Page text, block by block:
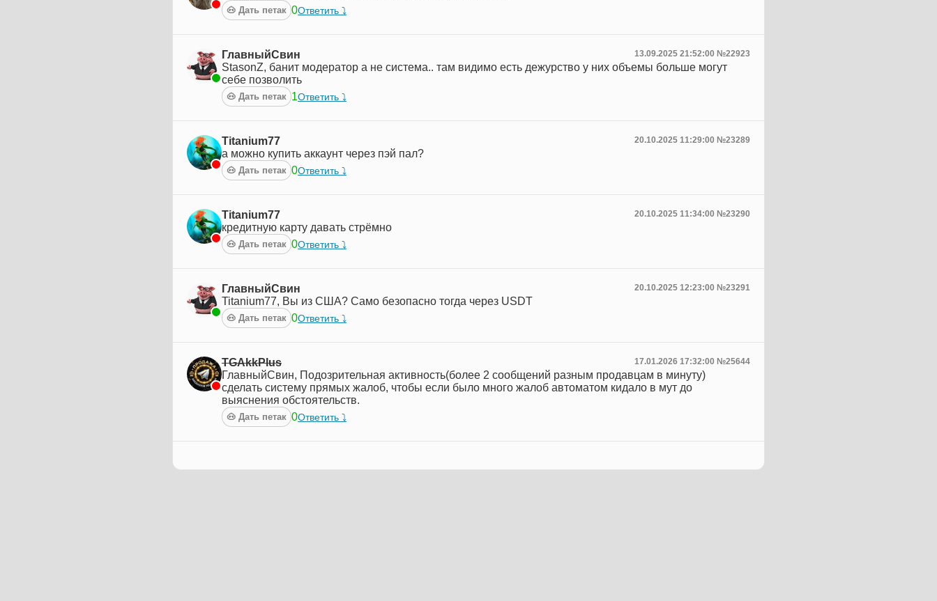
🐽 Дать петак 0Ответить ⤵︎
ГлавныйСвин 13.09.2025 21:52:00 №22923
StasonZ, банит модератор а не система.. там видимо есть дежурство у них объемы больше могут
себе позволить
🐽 Дать петак 1Ответить ⤵︎
Titanium77 20.10.2025 11:29:00 №23289
а можно купить аккаунт через пэй пал?
🐽 Дать петак 0Ответить ⤵︎
Titanium77 20.10.2025 11:34:00 №23290
кредитную карту давать стрёмно
🐽 Дать петак 0Ответить ⤵︎
ГлавныйСвин 20.10.2025 12:23:00 №23291
Titanium77, Вы из США? Само безопасно тогда через USDT
🐽 Дать петак 0Ответить ⤵︎
TGAkkPlus 17.01.2026 17:32:00 №25644
ГлавныйСвин, Подозрительная активность(более 2 сообщений разным продавцам в минуту)
сделать систему прямых жалоб, чтобы если было много жалоб автоматом кидало в мут до
выяснения обстоятельств.
🐽 Дать петак 0Ответить ⤵︎